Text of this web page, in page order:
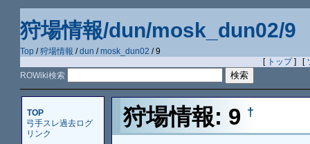
狩場情報/dun/mosk_dun02/9
Top /狩場情報 /dun /mosk_dun02 / 9
[ トップ] [
ROWiki検索
TOP
弓手スレ過去ログ
リンク
狩場情報: 9 †